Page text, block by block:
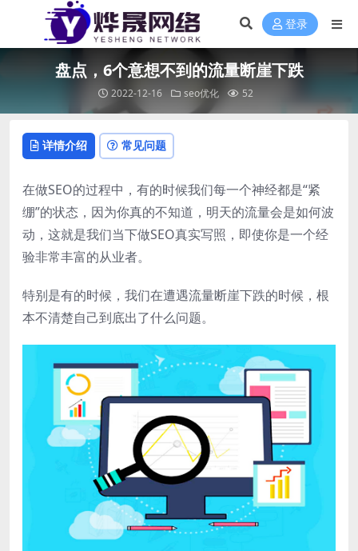
登录
盘点，6个意想不到的流量断崖下跌
2022-12-16 seo优化 52
详情介绍 常见问题
在做SEO的过程中，有的时候我们每一个神经都是“紧
绷”的状态，因为你真的不知道，明天的流量会是如何波
动，这就是我们当下做SEO真实写照，即使你是一个经
验非常丰富的从业者。
特别是有的时候，我们在遭遇流量断崖下跌的时候，根
本不清楚自己到底出了什么问题。